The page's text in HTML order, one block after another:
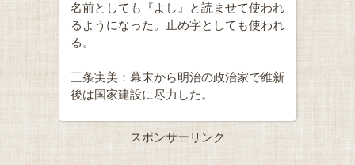
名前としても『よし』と読ませて使われ
るようになった。止め字としても使われ
る。
三条実美：幕末から明治の政治家で維新
後は国家建設に尽力した。
スポンサーリンク